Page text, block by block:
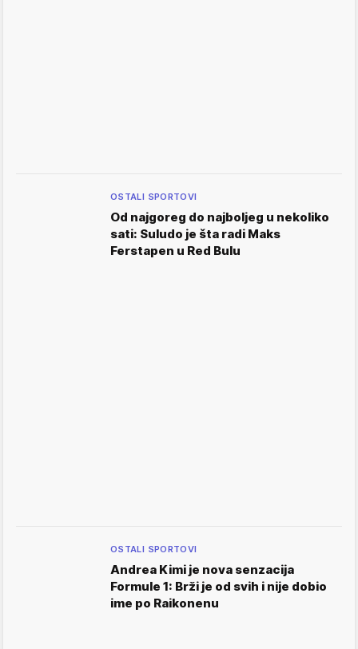
OSTALI SPORTOVI
Od najgoreg do najboljeg u nekoliko
sati: Suludo je šta radi Maks
Ferstapen u Red Bulu
OSTALI SPORTOVI
Andrea Kimi je nova senzacija
Formule 1: Brži je od svih i nije dobio
ime po Raikonenu